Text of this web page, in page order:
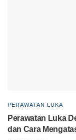
PERAWATAN LUKA
Perawatan Luka
dan Cara